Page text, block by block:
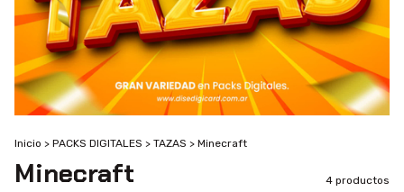
Inicio > PACKS DIGITALES > TAZAS > Minecraft
Minecraft 4 productos